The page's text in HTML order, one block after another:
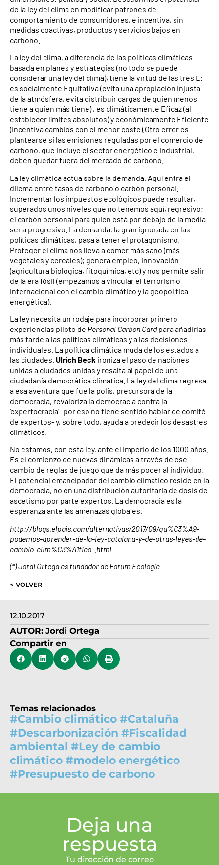
12.10.2017
AUTOR: Jordi Ortega
Compartir en
Temas relacionados
#Cambio climático #Cataluña
#Descarbonización #Fiscalidad
ambiental #Ley de cambio
climático #modelo energético
#Presupuesto de carbono
de la ley del clima en modificar patrones de
comportamiento de consumidores, e incentiva, sin
medidas coactivas, productos y servicios bajos en
carbono.
La ley del clima, a diferencia de las políticas climáticas
basada en planes y estrategias (no todo se puede
considerar una ley del clima), tiene la virtud de las tres E:
es socialmente Equitativa (evita una apropiación injusta
de la atmósfera, evita distribuir cargas de quien menos
tiene a quien más tiene) , es climáticamente Eficaz (al
establecer límites absolutos) y económicamente Eficiente
(incentiva cambios con el menor coste).Otro error es
plantearse si las emisiones reguladas por el comercio de
carbono, que incluye el sector energético e industrial,
deben quedar fuera del mercado de carbono.
La ley climática actúa sobre la demanda. Aquí entra el
dilema entre tasas de carbono o carbón personal.
Incrementar los impuestos ecológicos puede resultar,
superados unos niveles que no tenemos aquí, regresivo;
el carbón personal para quien está por debajo de la media
sería progresivo. La demanda, la gran ignorada en las
políticas climáticas, pasa a tener el protagonismo.
Proteger el clima nos lleva a comer más sano (más
vegetales y cereales); genera empleo, innovación
(agricultura biológica, fitoquímica, etc) y nos permite salir
de la era fósil (empezamos a vincular el terrorismo
internacional con el cambio climático y la geopolítica
energética).
La ley necesita un rodaje para incorporar primero
experiencias piloto de Personal Carbon Cardpara añadirlas
más tarde a las políticas climáticas y a las decisiones
individuales. La política climática muda de los estados a
las ciudades. Ulrich Beck ironiza el paso de naciones
unidas a ciudades unidas y resalta al papel de una
ciudadanía democrática climática. La ley del clima regresa
a esa aventura que fue la polis, precursora de la
democracia, revaloriza la democracia contra la
‘expertocracia’ -por eso no tiene sentido hablar de comité
de expertos- y, sobre todo, ayuda a predecir los desastres
climáticos.
No estamos, con esta ley, ante el imperio de los 1000 años.
Es el comienzo de nuevas dinámicas a través de ese
cambio de reglas de juego que da más poder al individuo.
El potencial emancipador del cambio climático reside en la
democracia, no en una distribución autoritaria de dosis de
ascetismo por parte expertos. La democracia es la
esperanza ante las amenazas globales.
http://blogs.elpais.com/alternativas/2017/09/qu%C3%A9-
podemos-aprender-de-la-ley-catalana-y-de-otras-leyes-de-
cambio-clim%C3%A1tico-.html
(*) Jordi Ortega es fundador de Forum Ecologic
< VOLVER
Deja una
respuesta
Tu dirección de correo